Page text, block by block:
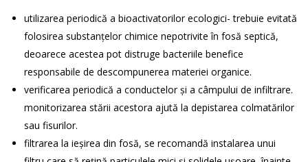
utilizarea periodică a bioactivatorilor ecologici- trebuie evitată
folosirea substanțelor chimice nepotrivite în fosă septică,
deoarece acestea pot distruge bacteriile benefice
responsabile de descompunerea materiei organice.
verificarea periodică a conductelor și a câmpului de infiltrare.
monitorizarea stării acestora ajută la depistarea colmatărilor
sau fisurilor.
filtrarea la ieșirea din fosă, se recomandă instalarea unui